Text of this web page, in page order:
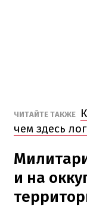
ЧИТАЙТЕ ТАКЖЕ
чем здесь
и на